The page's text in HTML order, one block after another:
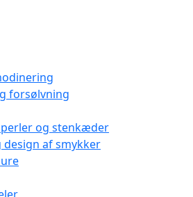
forsølvning
og stenkæder
design af smykker